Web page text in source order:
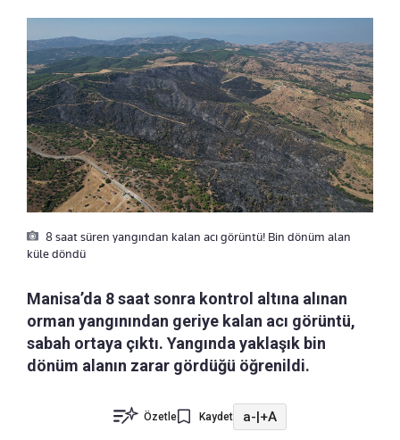
8 saat süren yangından kalan acı görüntü! Bin dönüm alan
küle döndü
Manisa’da 8 saat sonra kontrol altına alınan
orman yangınından geriye kalan acı görüntü,
sabah ortaya çıktı. Yangında yaklaşık bin
dönüm alanın zarar gördüğü öğrenildi.
Özetle Kaydet a-|+A